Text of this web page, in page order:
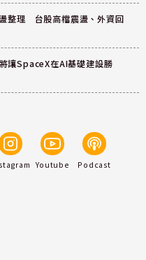
整理 台股高檔震盪、外資回
讓SpaceX在AI基礎建設勝
Youtube Podcast